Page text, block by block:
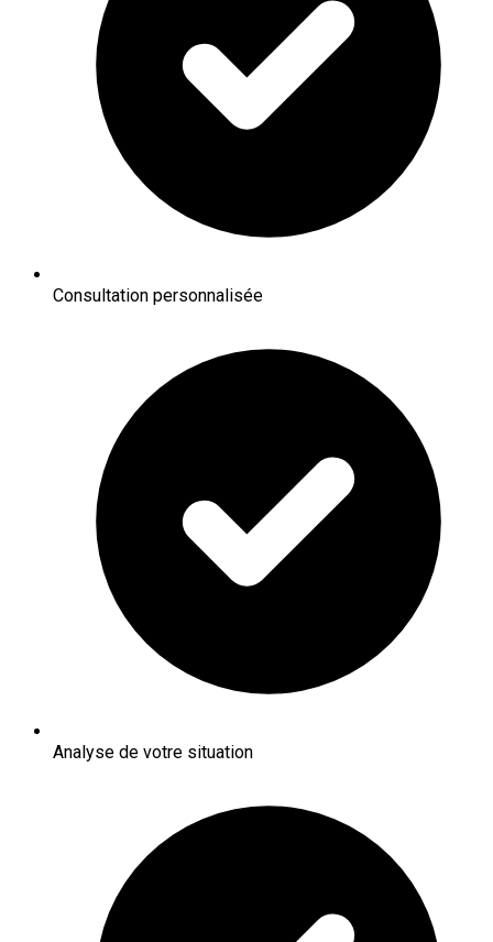
Consultation personnalisée
Analyse de votre situation